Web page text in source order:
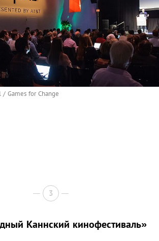
Games for Change
3
Каннский кинофестиваль»